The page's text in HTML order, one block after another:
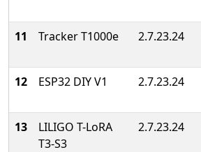
11 Tracker T1000e 2.7.23.24
12 ESP32 DIY V1 2.7.23.24
13
LILIGO T-LoRA
T3-S3
2.7.23.24